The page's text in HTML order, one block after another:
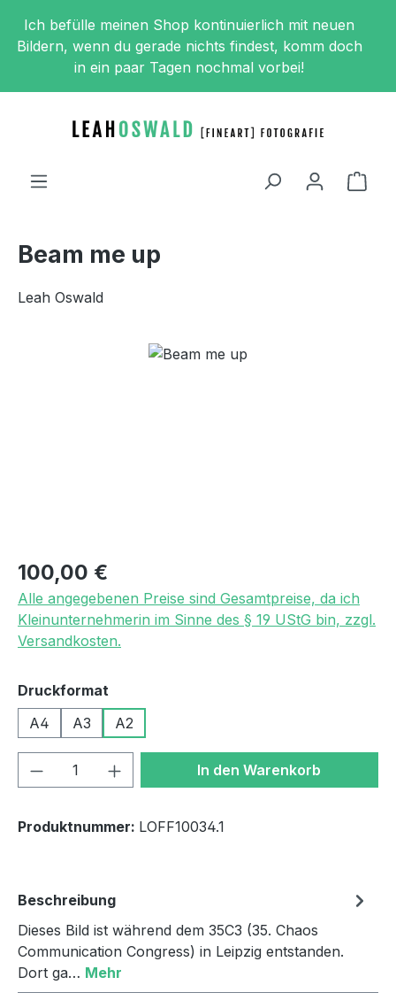
Zum Hauptinhalt springen
Ich befülle meinen Shop kontinuierlich mit neuen
Bildern, wenn du gerade nichts findest, komm doch
in ein paar Tagen nochmal vorbei!
Beam me up
Leah Oswald
Bildergalerie überspringen
Regulärer Preis:
100,00 €
Alle angegebenen Preise sind Gesamtpreise, da ich
Kleinunternehmerin im Sinne des § 19 UStG bin, zzgl.
Versandkosten.
Druckformat
A4
A3 A2
Produkt Anzahl: Gib denIn den Warenkorb
Produktnummer: LOFF10034.1
Beschreibung
Dieses Bild ist während dem 35C3 (35. Chaos
Communication Congress) in Leipzig entstanden.
Dort ga… Mehr